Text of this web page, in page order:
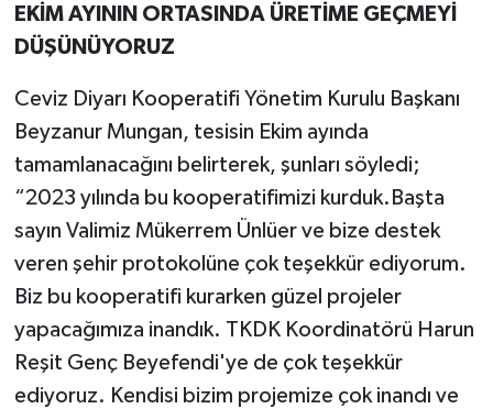
EKİM AYININ ORTASINDA ÜRETİME GEÇMEYİ
DÜŞÜNÜYORUZ
Ceviz Diyarı Kooperatifi Yönetim Kurulu Başkanı
Beyzanur Mungan, tesisin Ekim ayında
tamamlanacağını belirterek, şunları söyledi;
“2023 yılında bu kooperatifimizi kurduk.Başta
sayın Valimiz Mükerrem Ünlüer ve bize destek
veren şehir protokolüne çok teşekkür ediyorum.
Biz bu kooperatifi kurarken güzel projeler
yapacağımıza inandık. TKDK Koordinatörü Harun
Reşit Genç Beyefendi'ye de çok teşekkür
ediyoruz. Kendisi bizim projemize çok inandı ve